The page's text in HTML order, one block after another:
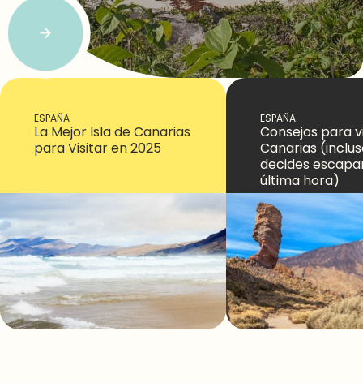
ESPAÑA
La Mejor Isla de Canarias
para Visitar en 2025
ESPAÑA
Consejos para
Canarias
decides
última hora)